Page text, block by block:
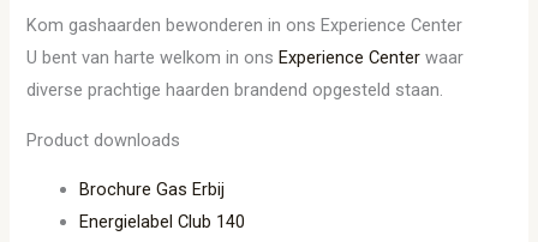
Kom gashaarden bewonderen in ons Experience Center
U bent van harte welkom in onsExperience Center waar
diverse prachtige haarden brandend opgesteld staan.
Product downloads
Brochure Gas Erbij
Energielabel Club 140